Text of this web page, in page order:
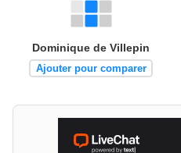
Dominique de Villepin
Ajouter pour comparer